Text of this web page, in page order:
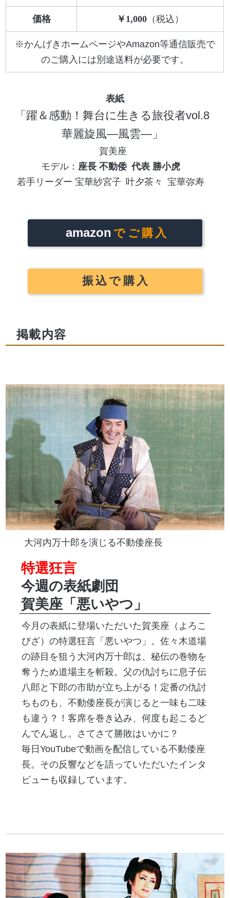
価格 1,000
※かんげきホームページやAmazon等通信販売で
のご購入には別途送料が必要です。
躍＆感動！舞台に生きる旅役者vol.8
華麗旋風―風雲―
賀美座
座長 不動倭 代表 勝小虎
若手リーダー 宝華紗宮子 叶夕茶々 宝華弥寿
amazon でご購入
振込で購入
掲載内容
大河内万十郎を演じる不動倭座長
特選狂言
今週の表紙劇団
賀美座「悪いやつ」
今月の表紙に登場いただいた賀美座（よろこ
びざ）の特選狂言「悪いやつ」。佐々木道場
の跡目を狙う大河内万十郎は、秘伝の巻物を
奪うため道場主を斬殺。父の仇討ちに息子伝
八郎と下郎の市助が立ち上がる！定番の仇討
ちものも、不動倭座長が演じると一味も二味
も違う？！客席を巻き込み、何度も起こるど
んでん返し。さてさて勝敗はいかに？
毎日YouTubeで動画を配信している不動倭座
長。その反響などを語っていただいたインタ
ビューも収録しています。